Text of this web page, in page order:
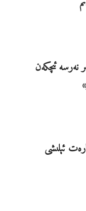
ئىچكەن
ئېلىشى